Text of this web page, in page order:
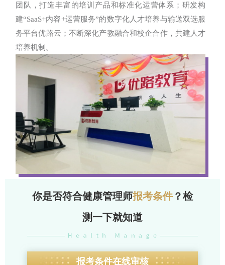
团队，打造丰富的培训产品和标准化运营体系；研发构
建“SaaS+内容+运营服务”的数字化人才培养与输送双选服
务平台优路云；不断深化产教融合和校企合作，共建人才
培养机制。